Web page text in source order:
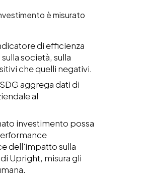
è misurato
di efficienza
società, sulla
che quelli negativi.
aggrega dati di
al
investimento possa
dell'impatto sulla
Upright, misura gli